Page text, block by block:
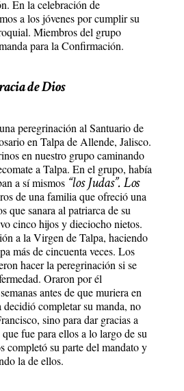
En la celebración de
a los jóvenes por cumplir su
Miembros del grupo
para la Confirmación.
de Dios
peregrinación al Santuario de
en Talpa de Allende, Jalisco.
en nuestro grupo caminando
a Talpa. En el grupo, había
a sí mismos “los Judas”. Los
de una familia que ofreció una
que sanara al patriarca de su
cinco hijos y dieciocho nietos.
a la Virgen de Talpa, haciendo
más de cincuenta veces. Los
hacer la peregrinación si se
Oraron por él
antes de que muriera en
completar su manda, no
sino para dar gracias a
fue para ellos a lo largo de su
completó su parte del mandato y
la de ellos.